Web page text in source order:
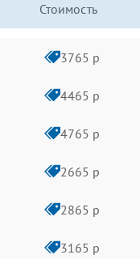
Стоимость
3765 р
4465 р
4765 р
2665 р
2865 р
3165 р